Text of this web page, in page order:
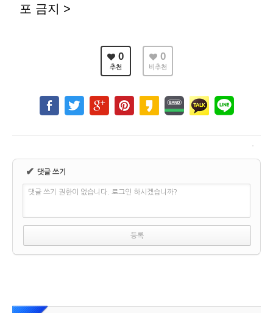
포 금지 >
0
추천
0
비추천
✔ 댓글 쓰기
댓글 쓰기 권한이 없습니다. 로그인 하시겠습니까?